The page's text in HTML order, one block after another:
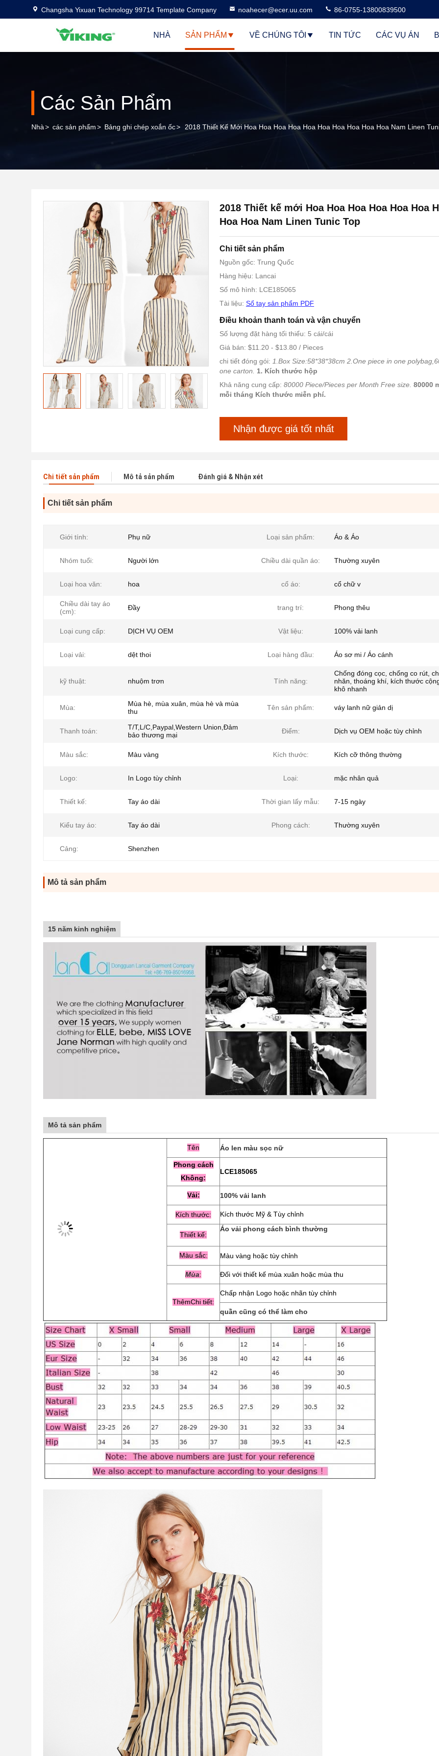
Changsha Yixuan Technology 99714 Template Company noahecer@ecer.uu.com 86-0755-13800839500
NHÀ SẢN PHẨM VỀ CHÚNG TÔI TIN TỨC CÁC VỤ ÁN
Các Sản Phẩm
Nhà> các sản phẩm> Bảng ghi chép xoắn ốc> 2018 Thiết Kế Mới Hoa Hoa Hoa Hoa Hoa Hoa Hoa Hoa Hoa Hoa Nam Linen
2018 Thiết kế mới Hoa Hoa Hoa Hoa Hoa Hoa
Hoa Hoa Nam Linen Tunic Top
Chi tiết sản phẩm
Nguồn gốc: Trung Quốc
Hàng hiệu: Lancai
Số mô hình: LCE185065
Tài liệu: Sổ tay sản phẩm PDF
Điều khoản thanh toán và vận chuyển
Số lượng đặt hàng tối thiểu: 5 cái/cái
Giá bán: $11.20 - $13.80 / Pieces
chi tiết đóng gói: 1.Box Size:58*38*38cm 2.One piece in one
one carton.
1. Kích thước hộp
Khả năng cung cấp: 80000 Piece/Pieces per Month Free size. 80000
mỗi tháng Kích thước miễn phí.
Nhận được giá tốt nhất
Chi tiết sản phẩm Mô tả sản phẩm Đánh giá & Nhận xét
Chi tiết sản phẩm
Giới tính: Phụ nữ Loại sản phẩm: Áo & Áo
Nhóm tuổi: Người lớn Chiều dài quần áo: Thường xuyên
Loại hoa văn: hoa cổ áo: cổ chữ v
Chiều dài tay áo
(cm):
Đầy trang trí: Phong thêu
Loại cung cấp: DỊCH VỤ OEM Vật liệu: 100% vải lanh
Loại vải: dệt thoi Loại hàng đầu: Áo sơ mi / Áo cánh
kỹ thuật: nhuộm trơn Tính năng:
Chống đóng cọc, chống co rút,
nhăn, thoáng khí, kích thước
khô nhanh
Mùa:
Mùa hè, mùa xuân, mùa hè và mùa
thu
Tên sản phẩm: váy lanh nữ giản dị
Thanh toán:
T/T,L/C,Paypal,Western Union,Đảm
bảo thương mại
Điểm: Dịch vụ OEM hoặc tùy chỉnh
Màu sắc: Màu vàng Kích thước: Kích cỡ thông thường
Logo: In Logo tùy chỉnh Loại: mặc nhân quả
Thiết kế: Tay áo dài Thời gian lấy mẫu: 7-15 ngày
Kiểu tay áo: Tay áo dài Phong cách: Thường xuyên
Cảng: Shenzhen
Mô tả sản phẩm
15 năm kinh nghiệm
Mô tả sản phẩm
Tên Áo len màu sọc nữ
Phong cách
Không:
LCE185065
Vải: 100% vải lanh
Kích thước: Kích thước Mỹ & Tùy chỉnh
Thiết kế:
Áo vải phong cách bình thường
Màu sắc: Màu vàng hoặc tùy chỉnh
Mùa: Đối với thiết kế mùa xuân hoặc mùa thu
ThêmChi tiết:
Chấp nhận Logo hoặc nhãn tùy chỉnh
quần cũng có thể làm cho